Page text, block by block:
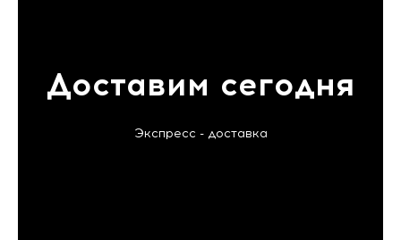
Доставим сегодня
Экспресс - доставка